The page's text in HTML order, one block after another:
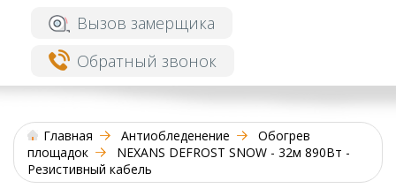
Вызов замерщика
Обратный звонок
Главная Антиобледенение
Обогрев
площадок
NEXANS DEFROST SNOW - 32м 890Вт -
Резистивный кабель